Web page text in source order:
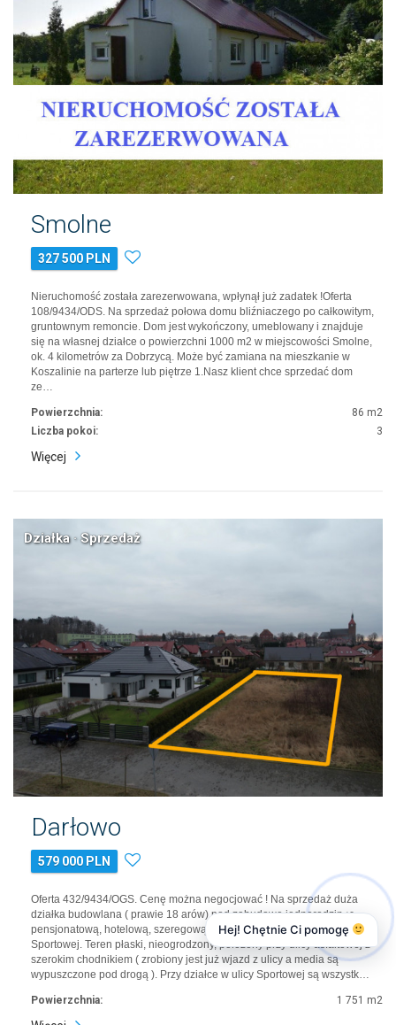
Smolne
327 500 PLN
Nieruchomość została zarezerwowana, wpłynął już zadatek !Oferta
108/9434/ODS. Na sprzedaż połowa domu bliźniaczego po całkowitym,
gruntownym remoncie. Dom jest wykończony, umeblowany i znajduje
się na własnej działce o powierzchni 1000 m2 w miejscowości Smolne,
ok. 4 kilometrów za Dobrzycą. Może być zamiana na mieszkanie w
Koszalinie na parterze lub piętrze 1.Nasz klient chce sprzedać dom
ze…
Powierzchnia:
86 m2
Liczba pokoi:
3
Więcej
Działka · Sprzedaż
Darłowo
579 000 PLN
Oferta 432/9434/OGS. Cenę można negocjować ! Na sprzedaż duża
działka budowlana ( prawie 18 arów) pod zabudowę jednorodzinną,
pensjonatową, hotelową, szeregową, itp. w samym Darłowie przy ul.
Sportowej. Teren płaski, nieogrodzony, położony przy ulicy asfaltowej z
szerokim chodnikiem ( zrobiony jest już wjazd z ulicy a media są
wypuszczone pod drogą ). Przy działce w ulicy Sportowej są wszystk…
Powierzchnia: 1 751 m2
Hej! Chętnie Ci pomogę